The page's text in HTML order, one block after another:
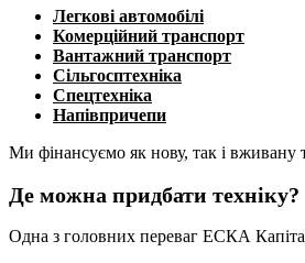
Легкові автомобілі
Комерційний транспорт
Вантажний транспорт
Сільгосптехніка
Спецтехніка
Напівпричепи
Ми фінансуємо як нову, так і вживану
Де можна придбати техніку?
Одна з головних переваг ЕСКА